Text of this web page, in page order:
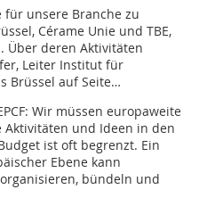
für unsere Branche zu
Cérame Unie und TBE,
Über deren Aktivitäten
Leiter Institut für
Brüssel auf Seite…
Wir müssen europaweite
Aktivitäten und Ideen in den
ist oft begrenzt. Ein
Ebene kann
bündeln und